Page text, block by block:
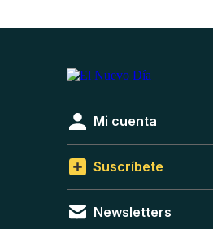
Mi cuenta
Suscríbete
Newsletters